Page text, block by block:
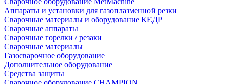
Аппараты и установки для газоплазменной резки
Сварочные материалы и оборудование КЕДР
Сварочные аппараты
Сварочные горелки / резаки
Сварочные материалы
Газосварочное оборудование
Дополнительное оборудование
Средства защиты